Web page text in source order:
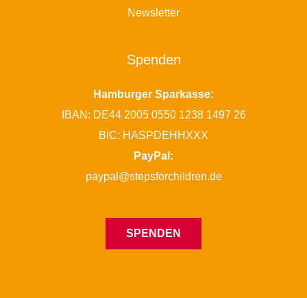
Newsletter
Spenden
Hamburger Sparkasse:
IBAN: DE44 2005 0550 1238 1497 26
BIC: HASPDEHHXXX
PayPal:
paypal@stepsforchildren.de
SPENDEN